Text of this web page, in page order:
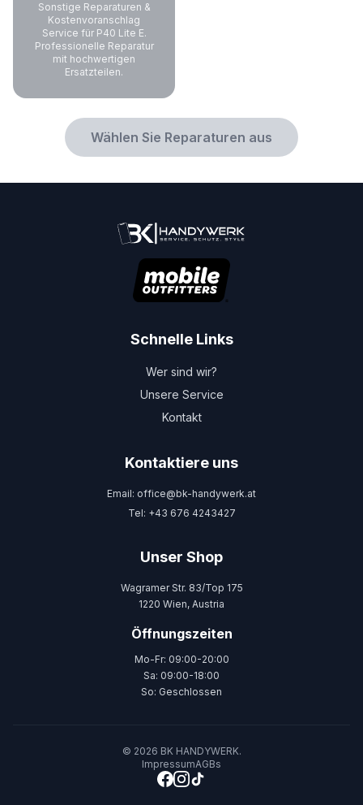
Sonstige Reparaturen &
Kostenvoranschlag
Service für P40 Lite E.
Professionelle Reparatur
mit hochwertigen
Ersatzteilen.
Wählen Sie Reparaturen aus
Schnelle Links
Wer sind wir?
Unsere Service
Kontakt
Kontaktiere uns
Email: office@bk-handywerk.at
Tel: +43 676 4243427
Unser Shop
Wagramer Str. 83/Top 175
1220 Wien, Austria
Öffnungszeiten
Mo-Fr: 09:00-20:00
Sa: 09:00-18:00
So: Geschlossen
© 2026 BK HANDYWERK.
ImpressumAGBs